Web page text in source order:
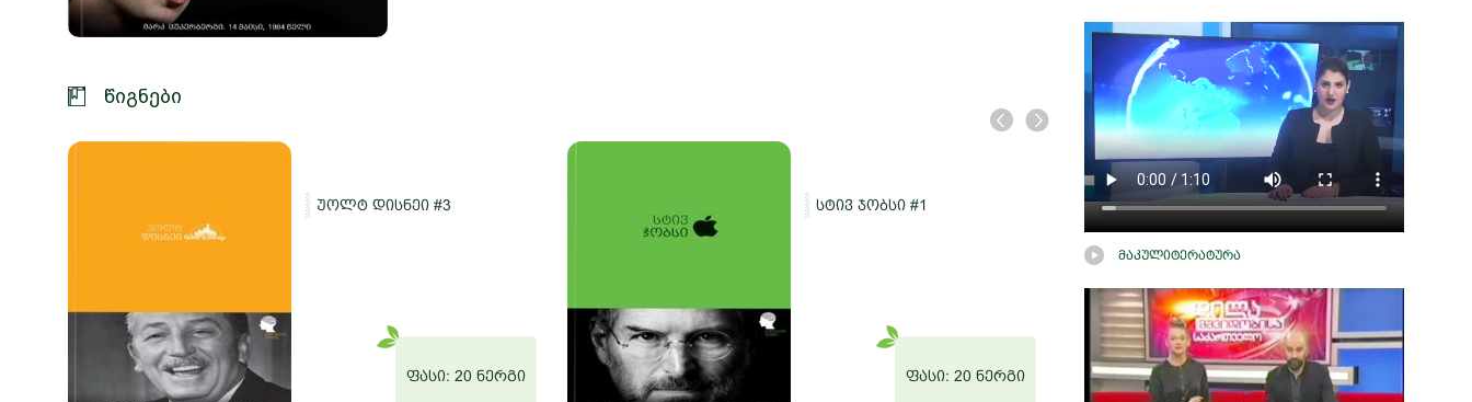
წიგნები
უოლტ დისნეი #3
ფასი: 20 ნერგი
სტივ ჯობსი #1
ფასი: 20 ნერგი
მკვლელი მძინარე
მზეთუნახავი
მაკულიტერატურა